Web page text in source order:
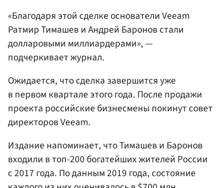
«Благодаря этой сделке основатели Veeam
Ратмир Тимашев и Андрей Баронов стали
долларовыми миллиардерами», —
подчеркивает журнал.
Ожидается, что сделка завершится уже
в первом квартале этого года. После продажи
проекта российские бизнесмены покинут совет
директоров Veeam.
Издание напоминает, что Тимашев и Баронов
входили в топ-200 богатейших жителей России
с 2017 года. По данным 2019 года, состояние